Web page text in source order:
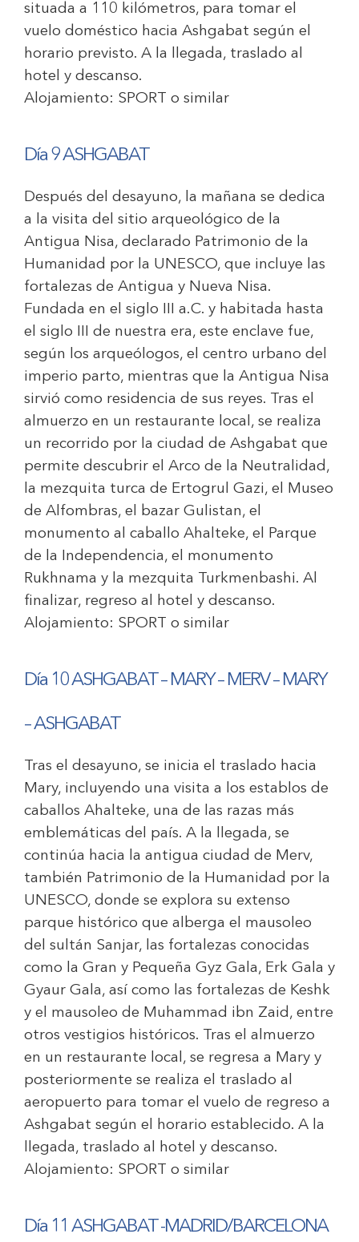
situada a 110 kilómetros, para tomar el
vuelo doméstico hacia Ashgabat según el
horario previsto. A la llegada, traslado al
hotel y descanso.
Alojamiento: SPORT o similar
Día 9 ASHGABAT
Después del desayuno, la mañana se dedica
a la visita del sitio arqueológico de la
Antigua Nisa, declarado Patrimonio de la
Humanidad por la UNESCO, que incluye las
fortalezas de Antigua y Nueva Nisa.
Fundada en el siglo III a.C. y habitada hasta
el siglo III de nuestra era, este enclave fue,
según los arqueólogos, el centro urbano del
imperio parto, mientras que la Antigua Nisa
sirvió como residencia de sus reyes. Tras el
almuerzo en un restaurante local, se realiza
un recorrido por la ciudad de Ashgabat que
permite descubrir el Arco de la Neutralidad,
la mezquita turca de Ertogrul Gazi, el Museo
de Alfombras, el bazar Gulistan, el
monumento al caballo Ahalteke, el Parque
de la Independencia, el monumento
Rukhnama y la mezquita Turkmenbashi. Al
finalizar, regreso al hotel y descanso.
Alojamiento: SPORT o similar
Día 10 ASHGABAT – MARY – MERV – MARY
– ASHGABAT
Tras el desayuno, se inicia el traslado hacia
Mary, incluyendo una visita a los establos de
caballos Ahalteke, una de las razas más
emblemáticas del país. A la llegada, se
continúa hacia la antigua ciudad de Merv,
también Patrimonio de la Humanidad por la
UNESCO, donde se explora su extenso
parque histórico que alberga el mausoleo
del sultán Sanjar, las fortalezas conocidas
como la Gran y Pequeña Gyz Gala, Erk Gala y
Gyaur Gala, así como las fortalezas de Keshk
y el mausoleo de Muhammad ibn Zaid, entre
otros vestigios históricos. Tras el almuerzo
en un restaurante local, se regresa a Mary y
posteriormente se realiza el traslado al
aeropuerto para tomar el vuelo de regreso a
Ashgabat según el horario establecido. A la
llegada, traslado al hotel y descanso.
Alojamiento: SPORT o similar
Día 11 ASHGABAT -MADRID/BARCELONA